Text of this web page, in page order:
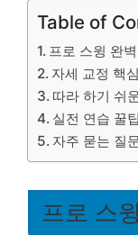
Table of
프로 스윙 완
자세 교정 핵
따라 하기 쉬
실전 연습 꿀
자주 묻는 질
프로 스